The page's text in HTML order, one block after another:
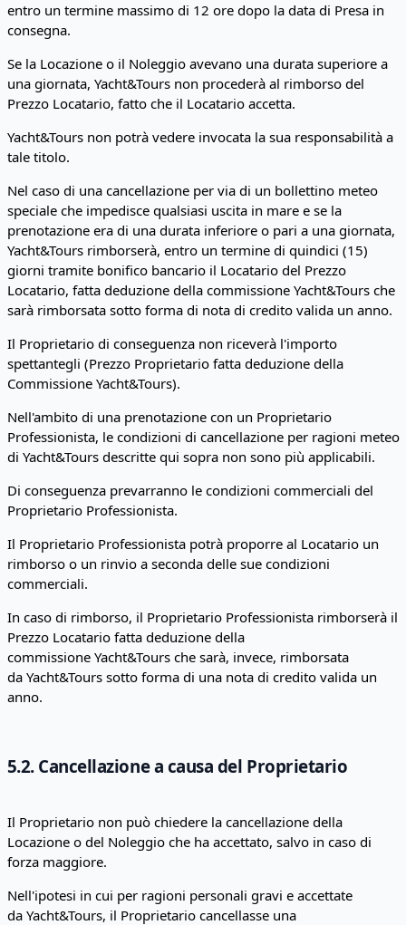
entro un termine massimo di 12 ore dopo la data di Presa in
consegna.
Se la Locazione o il Noleggio avevano una durata superiore a
una giornata, Yacht&Tours non procederà al rimborso del
Prezzo Locatario, fatto che il Locatario accetta.
Yacht&Tours non potrà vedere invocata la sua responsabilità a
tale titolo.
Nel caso di una cancellazione per via di un bollettino meteo
speciale che impedisce qualsiasi uscita in mare e se la
prenotazione era di una durata inferiore o pari a una giornata,
Yacht&Tours rimborserà, entro un termine di quindici (15)
giorni tramite bonifico bancario il Locatario del Prezzo
Locatario, fatta deduzione della commissione Yacht&Tours che
sarà rimborsata sotto forma di nota di credito valida un anno.
Il Proprietario di conseguenza non riceverà l'importo
spettantegli (Prezzo Proprietario fatta deduzione della
Commissione Yacht&Tours).
Nell'ambito di una prenotazione con un Proprietario
Professionista, le condizioni di cancellazione per ragioni meteo
di Yacht&Tours descritte qui sopra non sono più applicabili.
Di conseguenza prevarranno le condizioni commerciali del
Proprietario Professionista.
Il Proprietario Professionista potrà proporre al Locatario un
rimborso o un rinvio a seconda delle sue condizioni
commerciali.
In caso di rimborso, il Proprietario Professionista rimborserà il
Prezzo Locatario fatta deduzione della
commissione Yacht&Tours che sarà, invece, rimborsata
da Yacht&Tours sotto forma di una nota di credito valida un
anno.
5.2. Cancellazione a causa del Proprietario
Il Proprietario non può chiedere la cancellazione della
Locazione o del Noleggio che ha accettato, salvo in caso di
forza maggiore.
Nell'ipotesi in cui per ragioni personali gravi e accettate
da Yacht&Tours, il Proprietario cancellasse una